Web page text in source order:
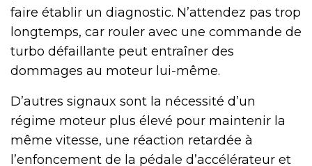
faire établir un diagnostic. N’attendez pas trop
longtemps, car rouler avec une commande de
turbo défaillante peut entraîner des
dommages au moteur lui-même.
D’autres signaux sont la nécessité d’un
régime moteur plus élevé pour maintenir la
même vitesse, une réaction retardée à
l’enfoncement de la pédale d’accélérateur et